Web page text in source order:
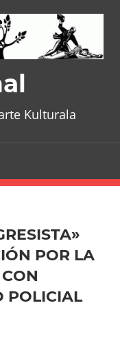
Kulturala
POR LA
POLICIAL